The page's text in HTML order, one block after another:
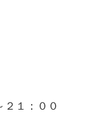
１：００